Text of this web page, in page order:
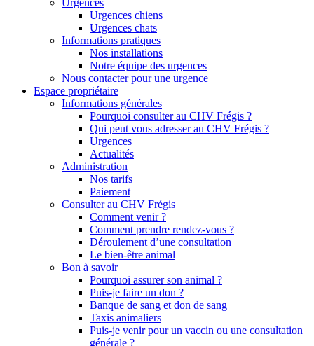
Urgences
Urgences chiens
Urgences chats
Informations pratiques
Nos installations
Notre équipe des urgences
Nous contacter pour une urgence
Espace propriétaire
Informations générales
Pourquoi consulter au CHV Frégis ?
Qui peut vous adresser au CHV Frégis ?
Urgences
Actualités
Administration
Nos tarifs
Paiement
Consulter au CHV Frégis
Comment venir ?
Comment prendre rendez-vous ?
Déroulement d’une consultation
Le bien-être animal
Bon à savoir
Pourquoi assurer son animal ?
Puis-je faire un don ?
Banque de sang et don de sang
Taxis animaliers
Puis-je venir pour un vaccin ou une consultation
générale ?